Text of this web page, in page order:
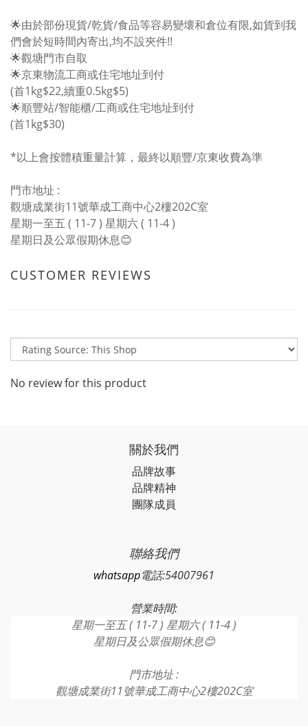
🌟由於部份現貨/乾貨/食品等容易變壞和倉位有限,如貨到我
們會於短時間內寄出,均不設夾件!!
🌟觀塘門市自取
🌟京東物流工商或住宅地址到付
(首1kg$22,續重0.5kg$5)
🌟順豐站/智能櫃/工商或住宅地址到付
(首1kg$30)
*以上會按體積重量計算，最終以順豐/京東收費為準
門市地址 :
觀塘成業街11號華成工商中心2樓202C室
星期一至五 ( 11-7 ) 星期六 ( 11-4 )
星期日及公眾假期休息😊
CUSTOMER REVIEWS
No review for this product
關於我們
品牌故事
品牌精神
團隊成員
聯絡我們
whatsapp電話:54007961
營業時間:
星期一至五 ( 11-7 ) 星期六 ( 11-4 )
星期日及公眾假期休息😊
門市地址 :
觀塘成業街11號華成工商中心2樓202C室